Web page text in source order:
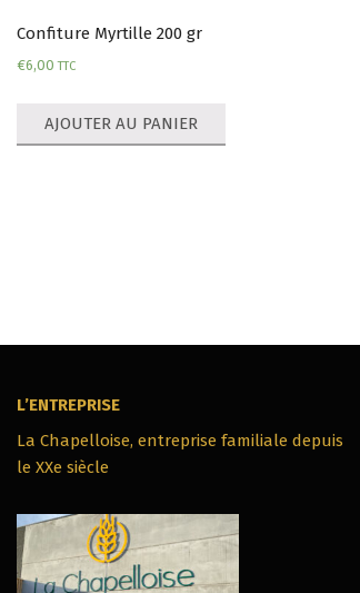
Confiture Myrtille 200 gr
€6,00 TTC
AJOUTER AU PANIER
L’ENTREPRISE
La Chapelloise, entreprise familiale depuis
le XXe siècle